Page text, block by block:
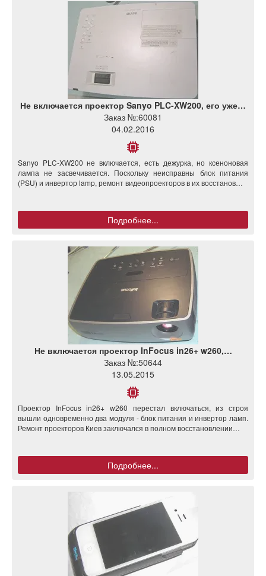
Не включается проектор Sanyo PLC-XW200, его уже…
Заказ №:60081
04.02.2016
Sanyo PLC-XW200 не включается, есть дежурка, но ксеноновая
лампа не засвечивается. Поскольку неисправны блок питания
(PSU) и инвертор lamp, ремонт видеопроекторов в их восстанов…
Подробнее...
Не включается проектор InFocus in26+ w260,…
Заказ №:50644
13.05.2015
Проектор InFocus in26+ w260 перестал включаться, из строя
вышли одновременно два модуля - блок питания и инвертор ламп.
Ремонт проекторов Киев заключался в полном восстановлении…
Подробнее...